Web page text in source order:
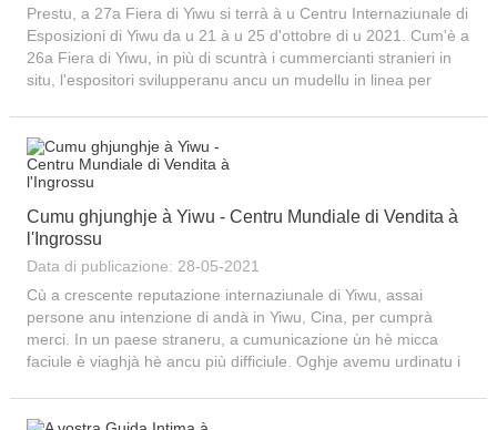
Prestu, a 27a Fiera di Yiwu si terrà à u Centru Internaziunale di
Esposizioni di Yiwu da u 21 à u 25 d'ottobre di u 2021. Cum'è a
26a Fiera di Yiwu, in più di scuntrà i cummercianti stranieri in
situ, l'espositori svilupperanu ancu un mudellu in linea per
Cumu ghjunghje à Yiwu - Centru Mundiale di Vendita à
l'Ingrossu
Data di publicazione: 28-05-2021
Cù a crescente reputazione internaziunale di Yiwu, assai
persone anu intenzione di andà in Yiwu, Cina, per cumprà
merci. In un paese straneru, a cumunicazione ùn hè micca
faciule è viaghjà hè ancu più difficiule. Oghje avemu urdinatu i